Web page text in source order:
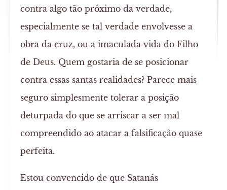
contra algo tão próximo da verdade,
especialmente se tal verdade envolvesse a
obra da cruz, ou a imaculada vida do Filho
de Deus. Quem gostaria de se posicionar
contra essas santas realidades? Parece mais
seguro simplesmente tolerar a posição
deturpada do que se arriscar a ser mal
compreendido ao atacar a falsificação quase
perfeita.
Estou convencido de que Satanás